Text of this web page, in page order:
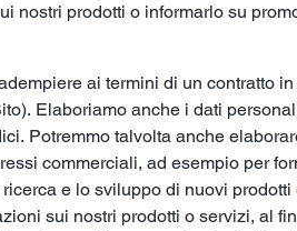
nostri prodotti o informarlo su
ai termini di un contratto
Elaboriamo anche i dati
Potremmo talvolta anche
commerciali, ad esempio per
e lo sviluppo di nuovi
sui nostri prodotti o servizi, al